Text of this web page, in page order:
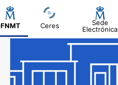
FNMT Ceres
Sede
Electrónica
Mostrar/Ocultar